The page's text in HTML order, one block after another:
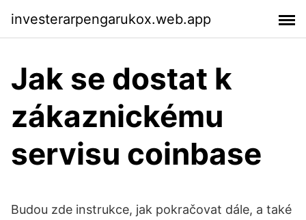
investerarpengarukox.web.app
Jak se dostat k
zákaznickému
servisu coinbase
Budou zde instrukce, jak pokračovat dále, a také